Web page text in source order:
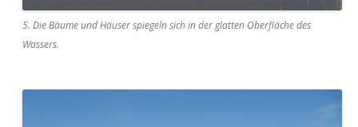
5. Die Bäume und Häuser spiegeln sich in der glatten Oberfläche des
Wassers.